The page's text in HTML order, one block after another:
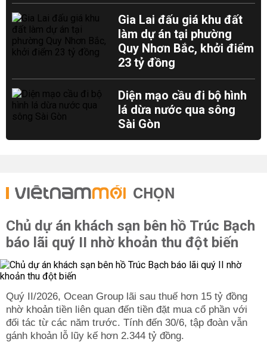
Gia Lai đấu giá khu đất
làm dự án tại phường
Quy Nhơn Bắc, khởi điểm
23 tỷ đồng
Diện mạo cầu đi bộ hình
lá dừa nước qua sông
Sài Gòn
CHỌN
Chủ dự án khách sạn bên hồ Trúc Bạch
báo lãi quý II nhờ khoản thu đột biến
Quý II/2026, Ocean Group lãi sau thuế hơn 15 tỷ đồng
nhờ khoản tiền liên quan đến tiền đặt mua cổ phần với
đối tác từ các năm trước. Tính đến 30/6, tập đoàn vẫn
gánh khoản lỗ lũy kế hơn 2.344 tỷ đồng.